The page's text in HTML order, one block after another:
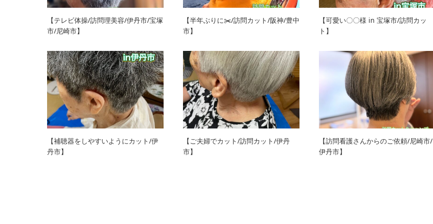
【テレビ体操/訪問理美容/伊丹市/宝塚
市/尼崎市】
【半年ぶりに✂️/訪問カット/阪神/豊中
市】
【可愛い〇〇様 in 宝塚市/訪問カッ
ト】
【補聴器をしやすいようにカット/伊
丹市】
【ご夫婦でカット/訪問カット/伊丹
市】
【訪問看護さんからのご依頼/尼崎市/
伊丹市】